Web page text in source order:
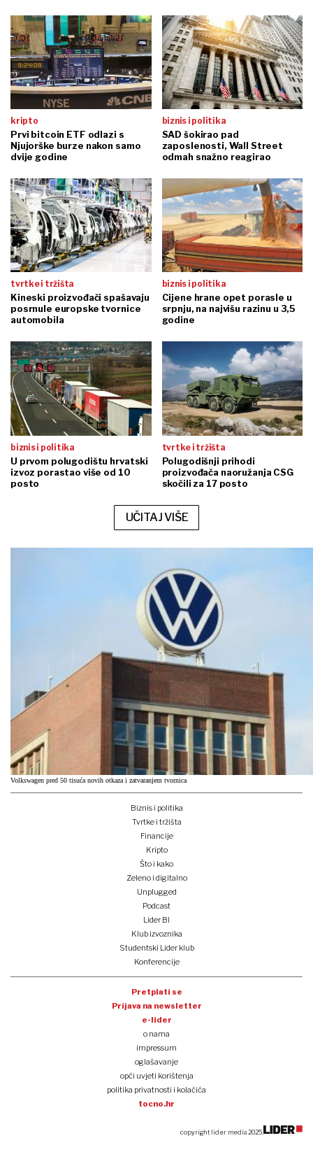
kripto
Prvi bitcoin ETF odlazi s
Njujorške burze nakon samo
dvije godine
biznis i politika
SAD šokirao pad
zaposlenosti, Wall Street
odmah snažno reagirao
tvrtke i tržišta
Kineski proizvođači spašavaju
posrnule europske tvornice
automobila
biznis i politika
Cijene hrane opet porasle u
srpnju, na najvišu razinu u 3,5
godine
biznis i politika
U prvom polugodištu hrvatski
izvoz porastao više od 10
posto
tvrtke i tržišta
Polugodišnji prihodi
proizvođača naoružanja CSG
skočili za 17 posto
UČITAJ VIŠE
Volkswagen pred 50 tisuća novih otkaza i zatvaranjem tvornica
Biznis i politika
Tvrtke i tržišta
Financije
Kripto
Što i kako
Zeleno i digitalno
Unplugged
Podcast
Lider BI
Klub izvoznika
Studentski Lider klub
Konferencije
Pretplati se
Prijava na newsletter
e-lider
o nama
impressum
oglašavanje
opći uvjeti korištenja
politika privatnosti i kolačića
tocno.hr
copyright lider media 2025.